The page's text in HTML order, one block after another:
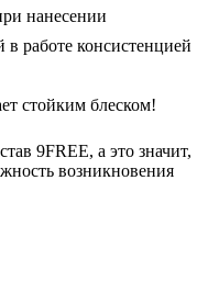
нанесении
работе консистенцией
стойким блеском!
9FREE, а это значит,
возникновения